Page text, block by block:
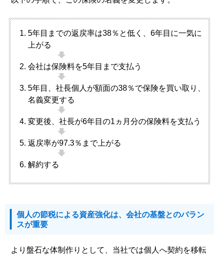
5年目までの返戻率は38％と低く、6年目に一気に
上がる
会社は保険料を5年目まで支払う
5年目、社長個人が額面の38％で保険を買い取り、
名義変更する
変更後、社長が6年目の1ヵ月分の保険料を支払う
返戻率が97.3％まで上がる
解約する
個人の節税による資産強化は、会社の基盤とのバラン
スが重要
より盤石な体制作りとして、当社では個人へ契約を移転